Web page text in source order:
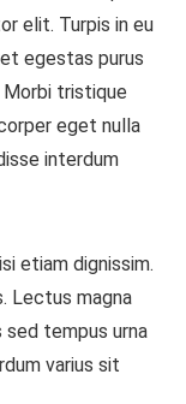
elit. Turpis in eu
egestas purus
Morbi tristique
eget nulla
interdum
etiam dignissim.
Lectus magna
tempus urna
varius sit